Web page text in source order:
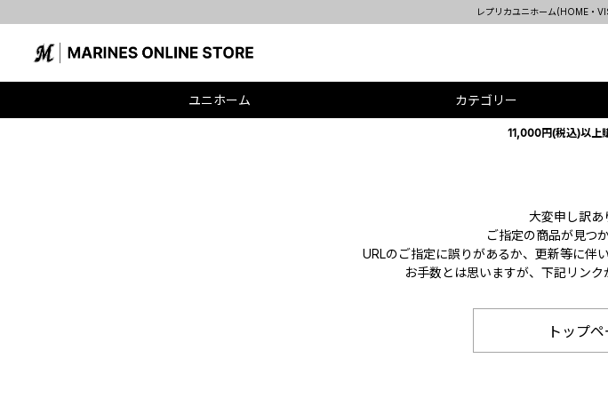
レプリカユニホーム(HOME・
ユニホーム カテゴリー
11,000円(税込)以上
大変申し訳あ
ご指定の商品が見つ
URLのご指定に誤りがあるか、更新等に伴
お手数とは思いますが、下記リンク
トップ